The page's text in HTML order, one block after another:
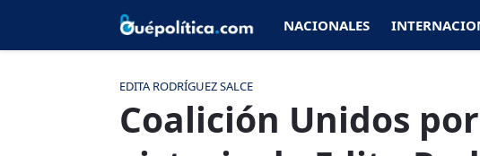
NACIONALES
EDITA RODRÍGUEZ SALCE
Coalición Unidos por